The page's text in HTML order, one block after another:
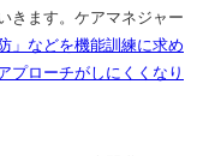
きます。ケアマネジャー
」などを機能訓練に求め
プローチがしにくくなり